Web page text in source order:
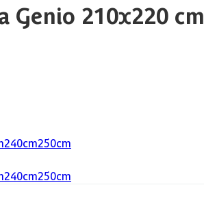
Genio 210x220 cm
240cm250cm
240cm250cm